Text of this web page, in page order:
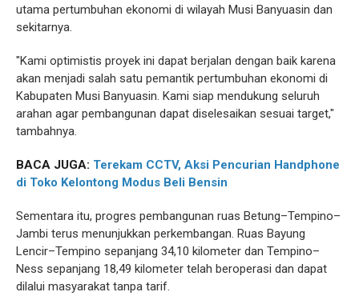
utama pertumbuhan ekonomi di wilayah Musi Banyuasin dan
sekitarnya.
"Kami optimistis proyek ini dapat berjalan dengan baik karena
akan menjadi salah satu pemantik pertumbuhan ekonomi di
Kabupaten Musi Banyuasin. Kami siap mendukung seluruh
arahan agar pembangunan dapat diselesaikan sesuai target,"
tambahnya.
BACA JUGA: Terekam CCTV, Aksi Pencurian Handphone
di Toko Kelontong Modus Beli Bensin
Sementara itu, progres pembangunan ruas Betung–Tempino–
Jambi terus menunjukkan perkembangan. Ruas Bayung
Lencir–Tempino sepanjang 34,10 kilometer dan Tempino–
Ness sepanjang 18,49 kilometer telah beroperasi dan dapat
dilalui masyarakat tanpa tarif.